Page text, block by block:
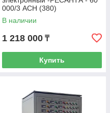
000/3 АСН (380)
В наличии
1 218 000 ₸
Купить